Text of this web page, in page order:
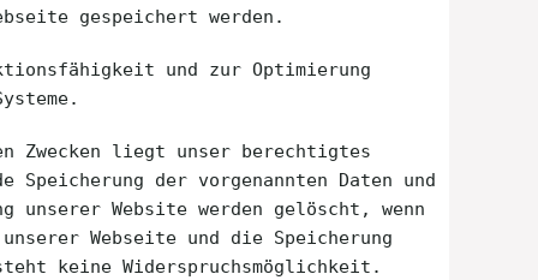
gespeichert werden.
und zur Optimierung
Zwecken liegt unser berechtigtes
der vorgenannten Daten und
Website werden gelöscht, wenn
Webseite und die Speicherung
keine Widerspruchsmöglichkeit.